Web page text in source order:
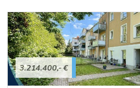
3.214.400,- €